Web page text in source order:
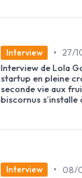
Interview • 27/
Interview de Lola
startup en pleine
seconde vie aux
biscornus s’installe
Interview •
08/